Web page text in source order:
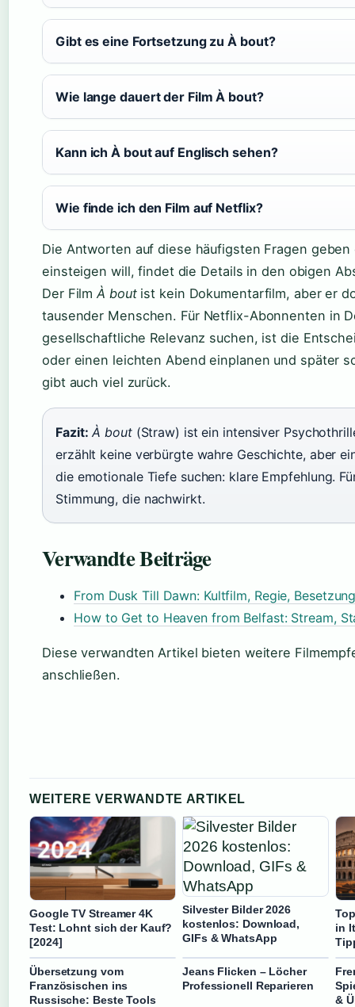
Gibt es eine Fortsetzung zu À bout?
Wie lange dauert der Film À bout?
Kann ich À bout auf Englisch sehen?
Wie finde ich den Film auf Netflix?
Die Antworten auf diese häufigsten Fragen
einsteigen will, findet die Details in den obigen
Der FilmÀ boutist kein Dokumentarfilm, aber er
tausender Menschen. Für Netflix-Abonnenten in
gesellschaftliche Relevanz suchen, ist die
oder einen leichten Abend einplanen und später
gibt auch viel zurück.
Fazit: À bout(Straw) ist ein intensiver
erzählt keine verbürgte wahre Geschichte, aber
die emotionale Tiefe suchen: klare Empfehlung.
Stimmung, die nachwirkt.
Verwandte Beiträge
From Dusk Till Dawn: Kultfilm, Regie,
How to Get to Heaven from Belfast: Stream,
Diese verwandten Artikel bieten weitere
anschließen.
WEITERE VERWANDTE ARTIKEL
Google TV Streamer 4K
Test: Lohnt sich der Kauf?
[2024]
Silvester Bilder 2026
kostenlos: Download,
GIFs & WhatsApp
in
Übersetzung vom
Französischen ins
Russische: Beste Tools
Jeans Flicken – Löcher
Professionell Reparieren
&